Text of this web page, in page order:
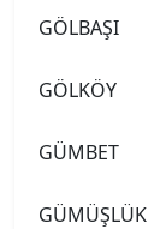
GÖLBAŞI
GÖLKÖY
GÜMBET
GÜMÜŞLÜK